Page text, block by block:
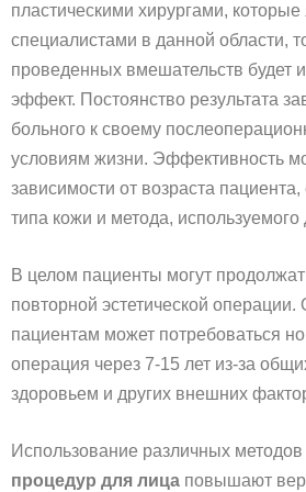
пластическими хирургами,
специалистами в данной области,
проведенных вмешательств будет
эффект. Постоянство результата
больного к своему
условиям жизни. Эффективность
зависимости от возраста пациента,
типа кожи и метода, используемого
В целом пациенты могут
повторной эстетической
пациентам может потребоваться
операция через 7-15 лет из-за
здоровьем и других внешних
Использование различных методов
процедур для лица повышают